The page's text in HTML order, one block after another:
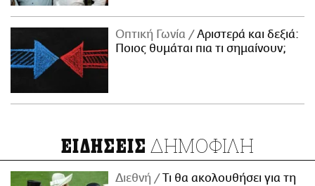
Οπτική Γωνία
Αριστερά και δεξιά:
Ποιος θυμάται πια τι σημαίνουν;
ΕΙΔΗΣΕΙΣ ΔΗΜΟΦΙΛΗ
Διεθνή Τι θα ακολουθήσει για τη